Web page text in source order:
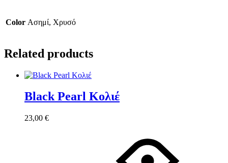
Color Ασημί, Χρυσό
Related products
Black Pearl Κολιέ
23,00 €